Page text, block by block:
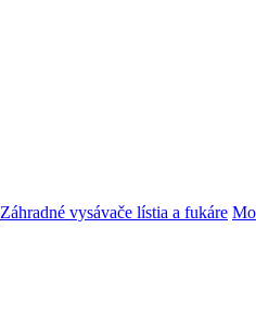
Záhradné vysávače lístia a fukáre